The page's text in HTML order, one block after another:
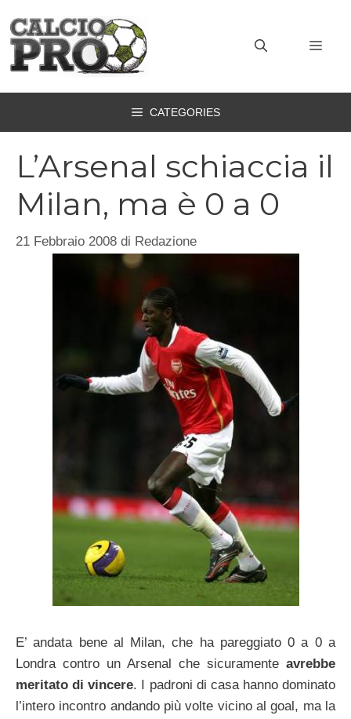
contenuto
CATEGORIES
L’Arsenal schiaccia il
Milan, ma è 0 a 0
21 Febbraio 2008 di Redazione
E’ andata bene al Milan, che ha pareggiato 0 a 0 a
Londra contro un Arsenal che sicuramente avrebbe
meritato di vincere. I padroni di casa hanno dominato
l’intero incontro andando più volte vicino al goal, ma la